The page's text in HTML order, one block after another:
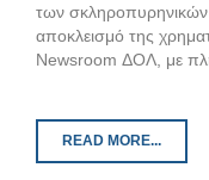
των σκληροπυρηνικών
αποκλεισμό της
Newsroom ΔΟΛ, με
READ MORE...